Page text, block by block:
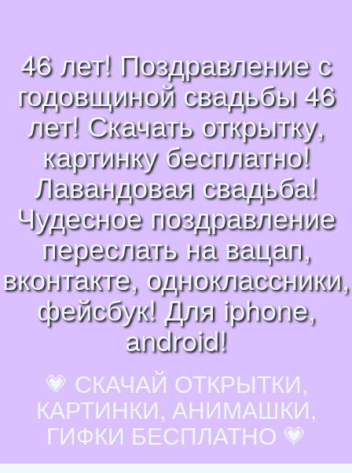
46 лет! Поздравление с
годовщиной свадьбы 46
лет! Скачать открытку,
картинку бесплатно!
Лавандовая свадьба!
Чудесное поздравление
переслать на вацап,
вконтакте, одноклассники,
фейсбук! Для iphone,
android!
💗 СКАЧАЙ ОТКРЫТКИ,
КАРТИНКИ, АНИМАШКИ,
ГИФКИ БЕСПЛАТНО 💗